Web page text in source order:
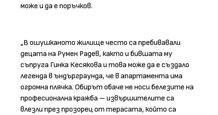
може и да е поръчков.
„В ошушканото жилище често са пребивавали
децата на Румен Радев, както и бившата му
съпруга Гинка Кесякова и това може да е създало
легенда в ъндърграунда, че в апартамента има
огромна плячка. Обирът обаче не носи белезите на
професионална кражба – извършителите са
влезли през прозорец от терасата, който са